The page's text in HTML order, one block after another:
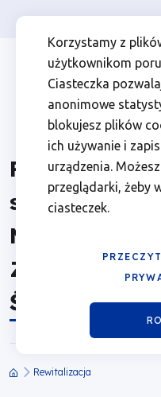
Korzystamy z
użytkownikom
Ciasteczka
anonimowe
blokujesz plików
ich używanie i
urządzenia.
przeglądarki, żeby
ciasteczek.
Relacja
spotkania
Zespołów
ds.
rewitalizacji
na
Śląsku
Przejdź
głównej
nawigacji
Przejdź
wyszukiwarki
Przejdź
zawartości
strony
Przejdź
stopki
Menu
Header
Top
Osoba prywatna
Relacja z
spotkania
Zespołów
Śląsku
Rewitalizacja